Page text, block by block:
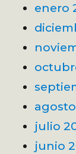
enero
agosto
julio
junio